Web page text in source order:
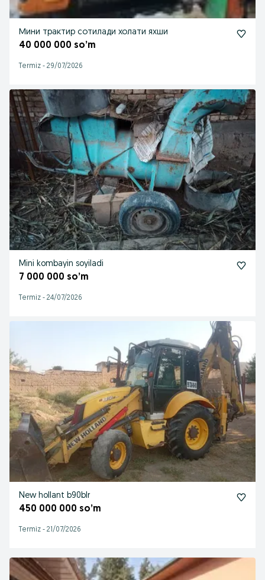
Мини трактир сотилади холати яхши
40 000 000 so’m
Termiz - 29/07/2026
Mini kombayin soyiladi
7 000 000 so’m
Termiz - 24/07/2026
New hollant b90blr
450 000 000 so’m
Termiz - 21/07/2026